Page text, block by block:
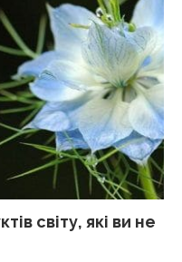
світу, які ви не